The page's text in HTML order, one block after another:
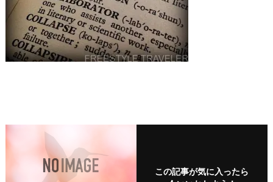
この記事が気に入ったら